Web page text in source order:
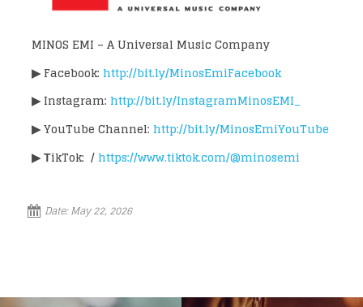
MINOS EMI – A Universal Music Company
▶Facebook: http://bit.ly/MinosEmiFacebook
▶Instagram: http://bit.ly/InstagramMinosEMI_
▶YouTube Channel: http://bit.ly/MinosEmiYouTube
▶ΤikTok: / https://www.tiktok.com/@minosemi
Date:May 22, 2026